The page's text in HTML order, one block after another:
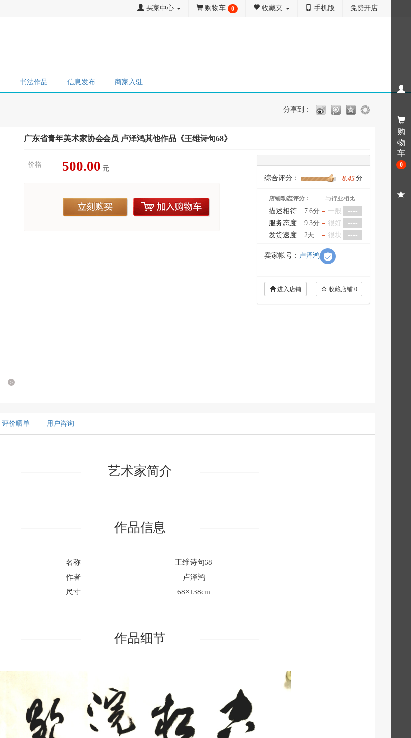
买家中心 购物车 0 收藏夹 手机版 免费开店
书法作品 信息发布 商家入驻
分享到：
>
广东省青年美术家协会会员 卢泽鸿其他作品《王维诗句68》
价格 500.00 元
立刻购买 加入购物车
综合评分： 8.45分
店铺动态评分： 与行业相比
描述相符 7.6分 一般
----
服务态度
9.3分 很好
----
发货速度
2天 很块 ----
卖家帐号： 卢泽鸿
进入店铺 收藏店铺 0
评价晒单 用户咨询
艺术家简介
作品信息
名称
王维诗句68
作者
卢泽鸿
尺寸
68×138cm
作品细节
购
物
车
0